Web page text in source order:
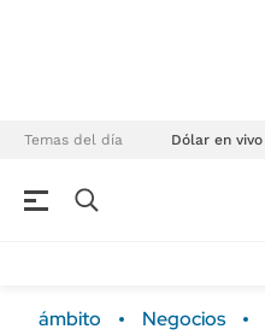
Temas del día Dólar en vivo
ámbito Negocios